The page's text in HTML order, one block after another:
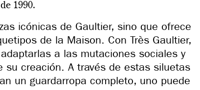
1990.
icónicas de Gaultier, sino que ofrece
de la Maison. Con Très Gaultier,
a las mutaciones sociales y
creación. A través de estas siluetas
un guardarropa completo, uno puede